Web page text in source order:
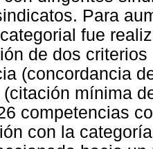
Para
fue
de dos
(concordancia
mínima
competencias
con la